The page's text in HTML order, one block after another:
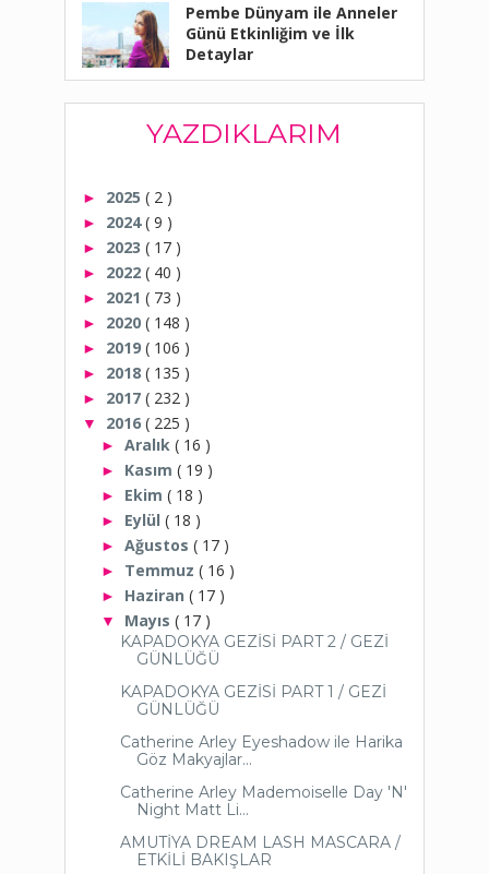
Pembe Dünyam ile Anneler
Günü Etkinliğim ve İlk
Detaylar
YAZDIKLARIM
► 2025 ( 2 )
► 2024( 9 )
► 2023 ( 17 )
► 2022 ( 40 )
► 2021 ( 73 )
► 2020 ( 148 )
► 2019 ( 106 )
► 2018 ( 135 )
► 2017 ( 232 )
▼ 2016 ( 225 )
► Aralık ( 16 )
► Kasım ( 19 )
► Ekim ( 18 )
► Eylül ( 18 )
► Ağustos ( 17 )
► Temmuz ( 16 )
► Haziran ( 17 )
▼ Mayıs ( 17 )
KAPADOKYA GEZİSİ PART 2 / GEZİ
GÜNLÜĞÜ
KAPADOKYA GEZİSİ PART 1 / GEZİ
GÜNLÜĞÜ
Catherine Arley Eyeshadow ile Harika
Göz Makyajlar...
Catherine Arley Mademoiselle Day 'N'
Night Matt Li...
AMUTİYA DREAM LASH MASCARA /
ETKİLİ BAKIŞLAR